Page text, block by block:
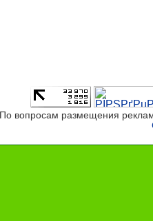
По вопросам размещения